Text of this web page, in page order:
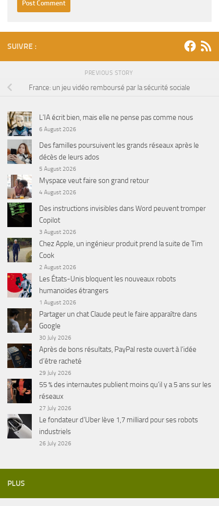
SUIVRE :
PREVIOUS STORY
France: un jeu vidéo remboursé par la sécurité sociale
L’IA écrit bien, mais elle ne pense pas comme nous
6 August 2026
Des familles poursuivent les grands réseaux après le
décès de leurs ados
5 August 2026
Myspace veut faire son grand retour
4 August 2026
Des instructions invisibles dans Word peuvent tromper
Copilot
3 August 2026
Chez Apple, un ingénieur produit prend la suite de Tim
Cook
2 August 2026
Les États-Unis bloquent les nouveaux robots
humanoïdes étrangers
1 August 2026
Partager un chat Claude peut le faire apparaître dans
Google
30 July 2026
Après de bons résultats, PayPal reste ouvert à l’idée
d’être racheté
29 July 2026
55 % des internautes publient moins qu’il y a 5 ans sur les
réseaux
27 July 2026
Le fondateur d’Uber lève 1,7 milliard pour ses robots
industriels
26 July 2026
PLUS